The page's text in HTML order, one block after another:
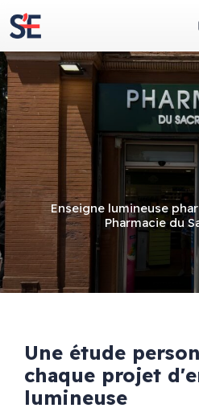
Enseigne lumineuse
Pharmacie du
Une étude
chaque projet
lumineuse